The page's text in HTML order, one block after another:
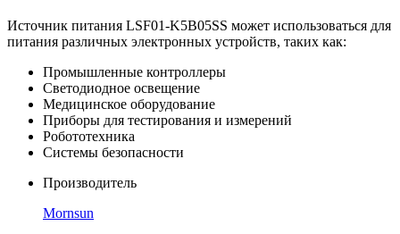
Источник питания LSF01-K5B05SS может использоваться для
питания различных электронных устройств, таких как:
Промышленные контроллеры
Светодиодное освещение
Медицинское оборудование
Приборы для тестирования и измерений
Робототехника
Системы безопасности
Производитель
Mornsun